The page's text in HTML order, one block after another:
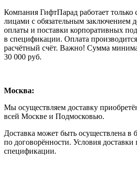
Компания ГифтПарад работает
лицами с обязательным заключением
оплаты и поставки корпоративных
в спецификации. Оплата
расчётный счёт. Важно! Сумма
30 000 руб.
Москва:
Мы осуществляем доставку
всей Москве и Подмосковью.
Доставка может быть осуществлена
по договорённости. Условия
спецификации.